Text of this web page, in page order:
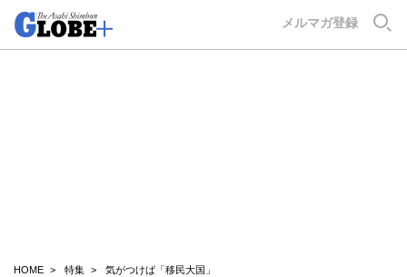
メルマガ登録
HOME 特集 気がつけば「移民大国」